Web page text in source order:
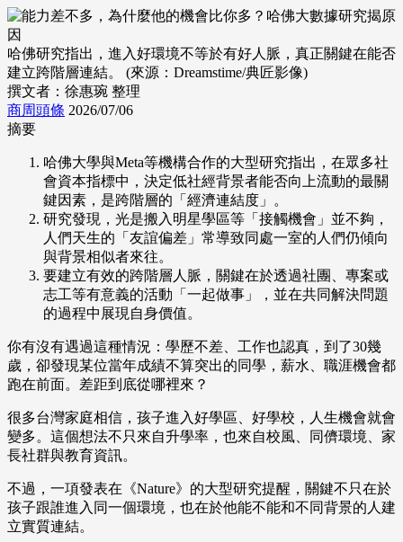
哈佛研究指出，進入好環境不等於有好人脈，真正關鍵在能否
建立跨階層連結。 (來源：Dreamstime/典匠影像)
撰文者：徐惠琬 整理
商周頭條 2026/07/06
摘要
哈佛大學與Meta等機構合作的大型研究指出，在眾多社
會資本指標中，決定低社經背景者能否向上流動的最關
鍵因素，是跨階層的「經濟連結度」。
研究發現，光是搬入明星學區等「接觸機會」並不夠，
人們天生的「友誼偏差」常導致同處一室的人們仍傾向
與背景相似者來往。
要建立有效的跨階層人脈，關鍵在於透過社團、專案或
志工等有意義的活動「一起做事」，並在共同解決問題
的過程中展現自身價值。
你有沒有遇過這種情況：學歷不差、工作也認真，到了30幾
歲，卻發現某位當年成績不算突出的同學，薪水、職涯機會都
跑在前面。差距到底從哪裡來？
很多台灣家庭相信，孩子進入好學區、好學校，人生機會就會
變多。這個想法不只來自升學率，也來自校風、同儕環境、家
長社群與教育資訊。
不過，一項發表在《Nature》的大型研究提醒，關鍵不只在於
孩子跟誰進入同一個環境，也在於他能不能和不同背景的人建
立實質連結。